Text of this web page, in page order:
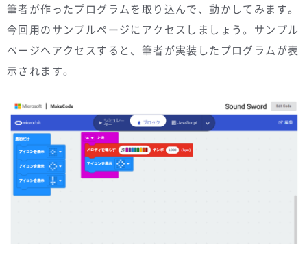
筆者が作ったプログラムを取り込んで、動かしてみます。
今回用のサンプルページにアクセスしましょう。サンプル
ページへアクセスすると、筆者が実装したプログラムが表
示されます。